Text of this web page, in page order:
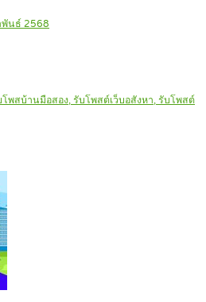
พันธ์ 2568
พสบ้านมือสอง, รับโพสต์เว็บอสังหา, รับโพสต์